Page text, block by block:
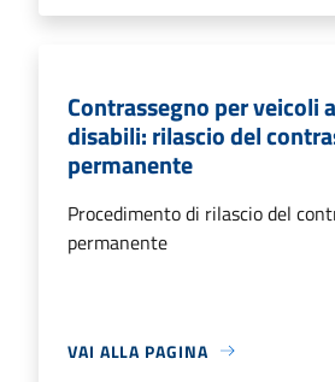
Contrassegno per veicoli
disabili: rilascio del
permanente
Procedimento di rilascio del
permanente
VAI ALLA PAGINA